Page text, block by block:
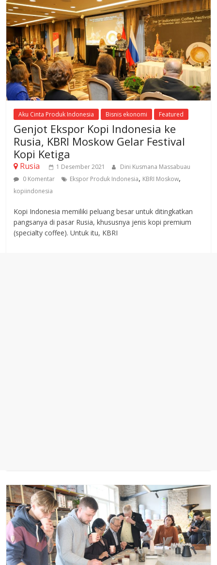
Aku Cinta Produk Indonesia Bisnis ekonomi Featured
Genjot Ekspor Kopi Indonesia ke
Rusia, KBRI Moskow Gelar Festival
Kopi Ketiga
Rusia 1 Desember 2021
Dini Kusmana Massabuau
0 Komentar
Ekspor Produk Indonesia, KBRI Moskow,
kopiindonesia
Kopi Indonesia memiliki peluang besar untuk ditingkatkan
pangsanya di pasar Rusia, khususnya jenis kopi premium
(specialty coffee). Untuk itu, KBRI